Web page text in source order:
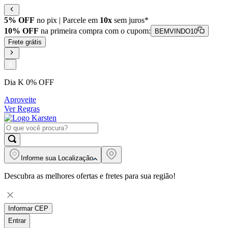
5% OFF no pix | Parcele em 10x sem juros*
10% OFF na primeira compra com o cupom:
BEMVINDO10
Frete grátis
Dia K 0% OFF
Aproveite
Ver Regras
Informe sua Localização
Descubra as melhores ofertas e fretes para sua região!
Informar CEP
Entrar